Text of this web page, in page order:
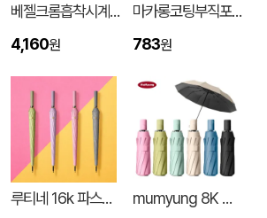
베젤크롬흡착시계_부엉이JS886
4,160원
마카롱코팅부직포가방 (300*430*105mm)
783원
루티네 16k 파스텔 자동 장우산
mumyung 8K 암막 베이스 완전자동 3단 양우산
입체형떡메모_(도자기레인보우) 08-08